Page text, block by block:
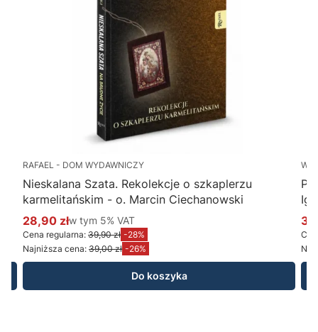
RAFAEL - DOM WYDAWNICZY
Nieskalana Szata. Rekolekcje o szkaplerzu
karmelitańskim - o. Marcin Ciechanowski
Cena promocyjna brutto
28,90 złw tym %s VAT
w tym 5% VAT
Cena regularna: 39,90 zł -28%
Najniższa cena: 39,00 zł -26%
Do koszyka